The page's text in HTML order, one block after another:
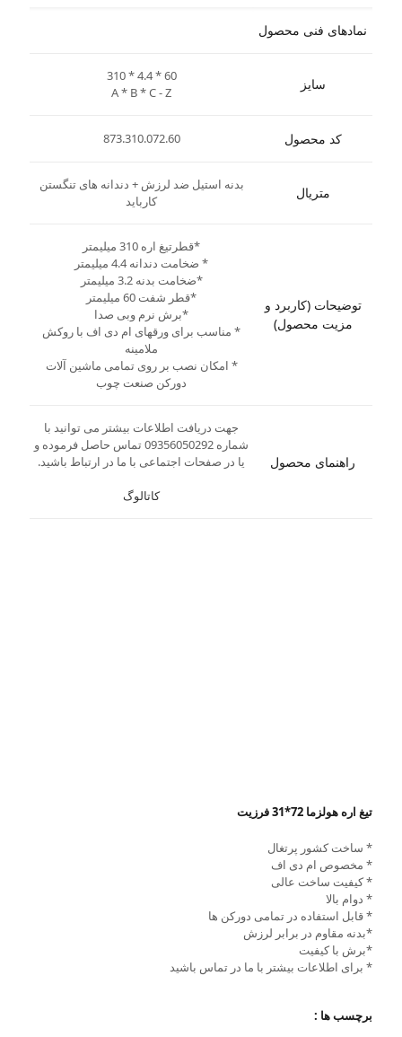
نمادهای فنی محصول
سایز
310 * 4.4 * 60
A * B * C - Z
کد محصول 873.310.072.60
متریال
بدنه استیل ضد لرزش + دندانه های تنگستن
کارباید
توضیحات (کاربرد و
مزیت محصول)
*قطرتیغ اره 310 میلیمتر
* ضخامت دندانه 4.4 میلیمتر
*ضخامت بدنه 3.2 میلیمتر
*قطر شفت 60 میلیمتر
*برش نرم وبی صدا
* مناسب برای ورقهای ام دی اف با روکش
ملامینه
* امکان نصب بر روی تمامی ماشین آلات
دورکن صنعت چوب
راهنمای محصول
جهت دریافت اطلاعات بیشتر می توانید با
شماره 09356050292 تماس حاصل فرموده و
یا در صفحات اجتماعی با ما در ارتباط باشید.
کاتالوگ
تیغ اره هولزما 72*31 فرزیت
* ساخت کشور پرتغال
* مخصوص ام دی اف
* کیفیت ساخت عالی
* دوام بالا
* قابل استفاده در تمامی دورکن ها
*بدنه مقاوم در برابر لرزش
*برش با کیفیت
* برای اطلاعات بیشتر با ما در تماس باشید
برچسب ها :